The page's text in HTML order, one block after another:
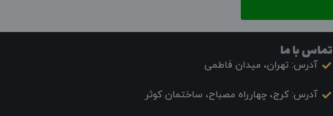
تماس با ما
آدرس: تهران، میدان فاطمی
آدرس: کرج، چهارراه مصباح، ساختمان کوثر